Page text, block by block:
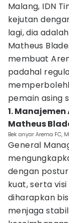
Malang, IDN
kejutan
lagi, dia
Matheus
membuat
padahal
pemain asing
1.
Matheus
Bek anyar Arema FC,
General
dengan
kuat, serta
diharapkan
menjaga